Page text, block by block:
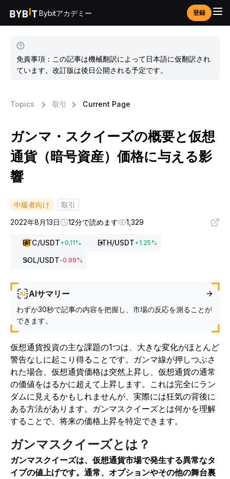
Bybitアカデミー 登録
免責事項：この記事は機械翻訳によって日本語に仮翻訳され
ています。改訂版は後日公開される予定です。
Topics 取引 Current Page
ガンマ・スクイーズの概要と仮想
通貨（暗号資産）価格に与える影
響
中級者向け
取引
2022年8月13日
12分で読めます 1,329
BTC/USDT+0.11% ETH/USDT+1.25%
SOL/USDT-0.99%
AIサマリー
わずか30秒で記事の内容を把握し、市場の反応を測ることが
できます。
仮想通貨投資の主な課題の1つは、大きな変化がほとんど
警告なしに起こり得ることです。ガンマ線が押しつぶさ
れた場合、仮想通貨価格は突然上昇し、仮想通貨の通常
の価値をはるかに超えて上昇します。これは完全にラン
ダムに見えるかもしれませんが、実際には狂気の背後に
ある方法があります。ガンマスクイーズとは何かを理解
することで、将来の価格上昇を特定できます。
ガンマスクイーズとは？
ガンマスクイーズは、仮想通貨市場で発生する異常なタ
イプの値上げです。通常、オプションやその他の舞台裏